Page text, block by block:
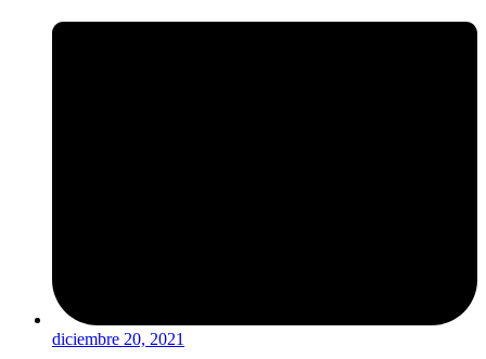
diciembre 20, 2021